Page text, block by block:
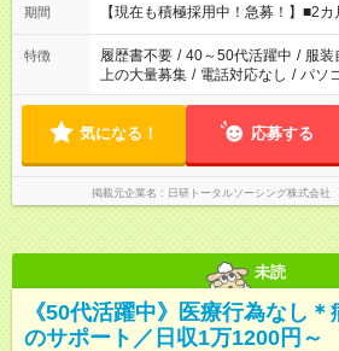
計が 週40時間を超えなければOKで
期間 【現在も積極採用中！急募！】■2カ
特徴 履歴書不要 / 40～50代活躍中 / 服装
上の大量募集 / 電話対応なし / パソ
気になる！ 応募する
掲載元企業名 日研トータルソーシング株式会
未読
《50代活躍中》医療行為なし
のサポート／日収1万1200円～